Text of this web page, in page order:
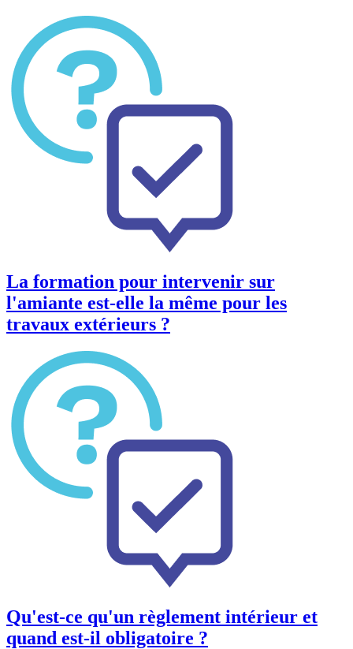
La formation pour intervenir sur
l'amiante est-elle la même pour les
travaux extérieurs ?
Qu'est-ce qu'un règlement intérieur et
quand est-il obligatoire ?